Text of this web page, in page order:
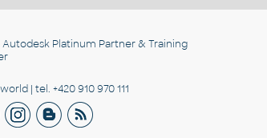
Autodesk Platinum Partner & Training
| tel. +420 910 970 111